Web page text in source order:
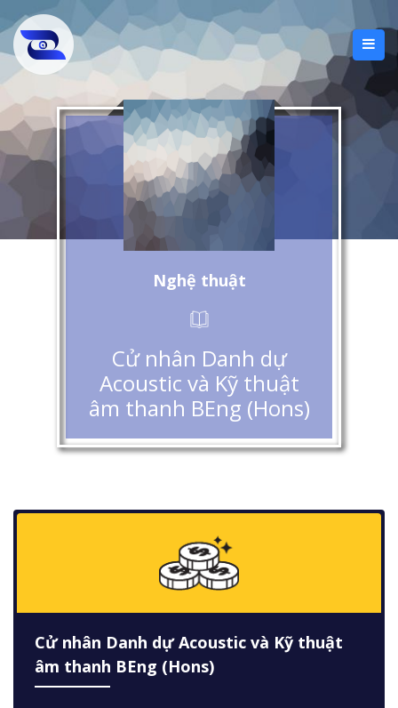
Nghệ thuật
Cử nhân Danh dự
Acoustic và Kỹ thuật
âm thanh BEng (Hons)
Cử nhân Danh dự Acoustic và Kỹ thuật
âm thanh BEng (Hons)